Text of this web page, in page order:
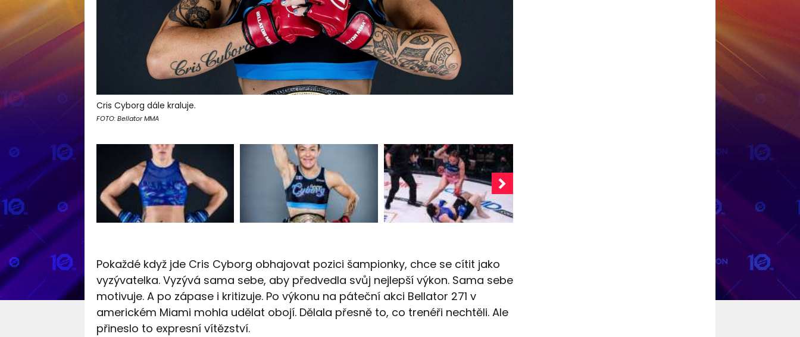
Cris Cyborg dále kraluje.
FOTO: Bellator MMA
Pokaždé když jde Cris Cyborg obhajovat pozici šampionky, chce se cítit jako
vyzývatelka. Vyzývá sama sebe, aby předvedla svůj nejlepší výkon. Sama sebe
motivuje. A po zápase i kritizuje. Po výkonu na páteční akci Bellator 271 v
americkém Miami mohla udělat obojí. Dělala přesně to, co trenéři nechtěli. Ale
přineslo to expresní vítězství.